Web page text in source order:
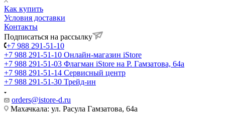
Как купить
Условия доставки
Контакты
Подписаться на рассылку
+7 988 291-51-10
+7 988 291-51-10 Онлайн-магазин iStore
+7 988 291-51-03 Флагман iStore на Р. Гамзатова, 64а
+7 988 291-51-14 Сервисный центр
+7 988 291-51-30 Трейд-ин
orders@istore-d.ru
Махачкала: ул. Расула Гамзатова, 64а